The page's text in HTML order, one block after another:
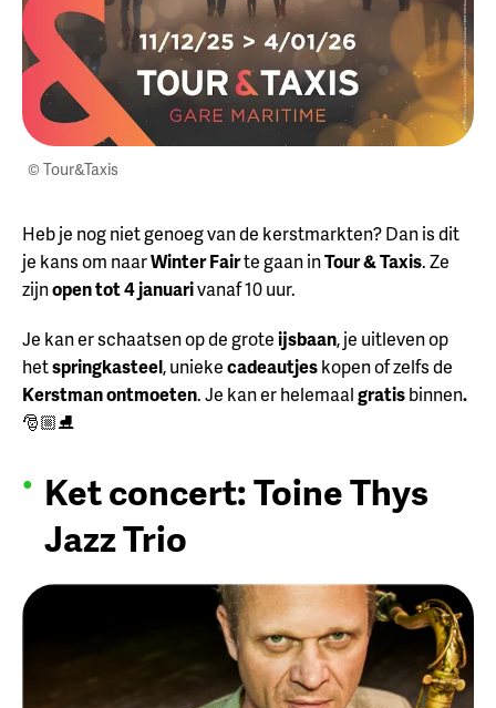
© Tour&Taxis
Heb je nog niet genoeg van de kerstmarkten? Dan is dit
je kans om naarWinter Fairte gaan inTour & Taxis. Ze
zijnopen tot 4 januarivanaf 10 uur.
Je kan er schaatsen op de groteijsbaan, je uitleven op
hetspringkasteel, uniekecadeautjeskopenof zelfs de
Kerstman ontmoeten. Je kan er helemaalgratisbinnen.
🎅🏼⛸️
Ket concert: Toine Thys
Jazz Trio